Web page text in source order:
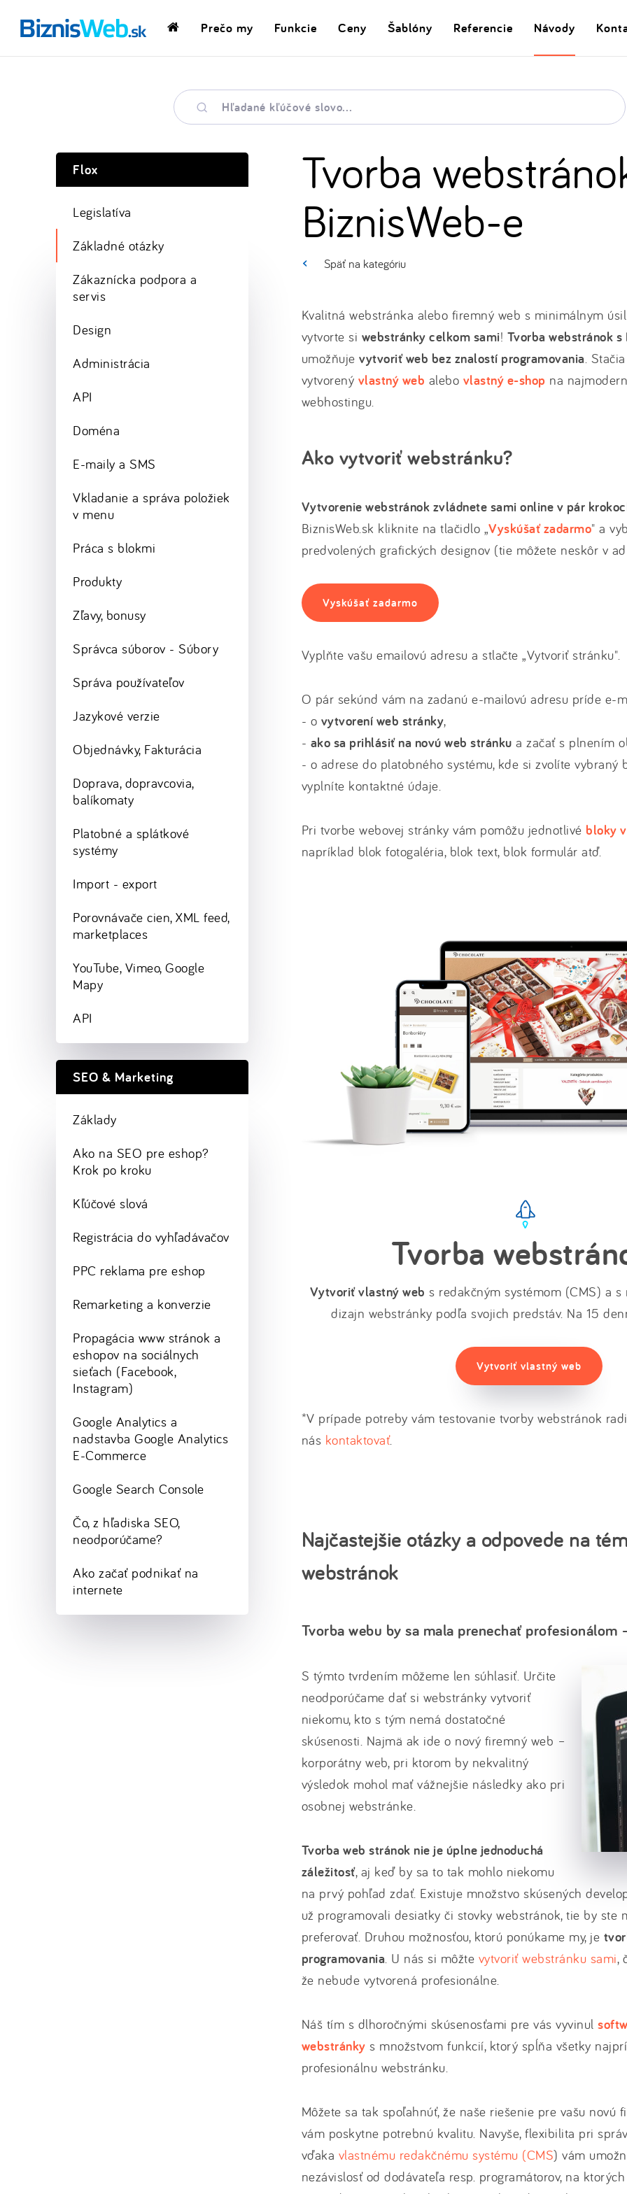
DomovskáPrečo my Funkcie Ceny Šablóny Referencie Návody
Hľadané
kľúčové
slovo
Späť na kategóriu
Tvorba
BiznisWeb-e
Kvalitná webstránka alebo firemný web s minimálnym
vytvorte si webstránky celkom sami! Tvorba webstránok s
umožňujevytvoriť web bez znalostí programovania.
vytvorený vlastný web alebo vlastný e-shop na
webhostingu.
Ako vytvoriť webstránku?
Vytvorenie webstránok zvládnete sami online v pár
BiznisWeb.sk kliknite na tlačidlo „Vyskúšať zadarmo" a
predvolených grafických designov (tie môžete neskôr v
Vyskúšať zadarmo
Vyplňte vašu emailovú adresu a stlačte „Vytvoriť stránku".
O pár sekúnd vám na zadanú e-mailovú adresu príde e-
- o vytvorení web stránky,
- ako sa prihlásiť na novú web stránku a začať s plnením
- o adrese do platobného systému, kde si zvolíte vybraný
vyplníte kontaktné údaje.
Pri tvorbe webovej stránky vám pomôžu jednotlivé bloky
napríklad blok fotogaléria, blok text, blok formulár atď.
Tvorba
Vytvoriť vlastný web s redakčným systémom (CMS) a
dizajn webstránky podľa svojich predstáv. Na 15
Vytvoriť vlastný web
*V prípade potreby vám testovanie tvorby webstránok
nás kontaktovať.
Najčastejšie otázky a odpovede na
webstránok
Tvorba webu by sa mala prenechať profesionálom
S týmto tvrdením môžeme len súhlasiť. Určite
neodporúčame dať si webstránky vytvoriť
niekomu, kto s tým nemá dostatočné
skúsenosti. Najmä ak ide o nový firemný web –
korporátny web, pri ktorom by nekvalitný
výsledok mohol mať vážnejšie následky ako pri
osobnej webstránke.
Tvorba web stránok nie je úplne jednoduchá
záležitosť, aj keď by sa to tak mohlo niekomu
na prvý pohľad zdať. Existuje množstvo skúsených
už programovali desiatky či stovky webstránok, tie by ste
preferovať. Druhou možnosťou, ktorú ponúkame my, je
programovania . U nás si môžte vytvoriť webstránku sami,
že nebude vytvorená profesionálne.
Náš tím s dlhoročnými skúsenosťami pre vás vyvinul
webstránky s množstvom funkcií, ktorý spĺňa všetky
profesionálnu webstránku.
Môžete sa tak spoľahnúť, že naše riešenie pre vašu novú
vám poskytne potrebnú kvalitu. Navyše, flexibilita pri
vďaka vlastnému redakčnému systému (CMS) vám
nezávislosť od dodávateľa resp. programátorov, na
Flox
Legislatíva
Základné otázky
Zákaznícka podpora a
servis
Design
Administrácia
API
Doména
E-maily a SMS
Vkladanie a správa položiek
v menu
Práca s blokmi
Produkty
Zľavy, bonusy
Správca súborov - Súbory
Správa používateľov
Jazykové verzie
Objednávky, Fakturácia
Doprava, dopravcovia,
balíkomaty
Platobné a splátkové
systémy
Import - export
Porovnávače cien, XML feed,
marketplaces
YouTube, Vimeo, Google
Mapy
API
SEO & Marketing
Základy
Ako na SEO pre eshop?
Krok po kroku
Kľúčové slová
Registrácia do vyhľadávačov
PPC reklama pre eshop
Remarketing a konverzie
Propagácia www stránok a
eshopov na sociálnych
sieťach (Facebook,
Instagram)
Google Analytics a
nadstavba Google Analytics
E-Commerce
Google Search Console
Čo, z hľadiska SEO,
neodporúčame?
Ako začať podnikať na
internete